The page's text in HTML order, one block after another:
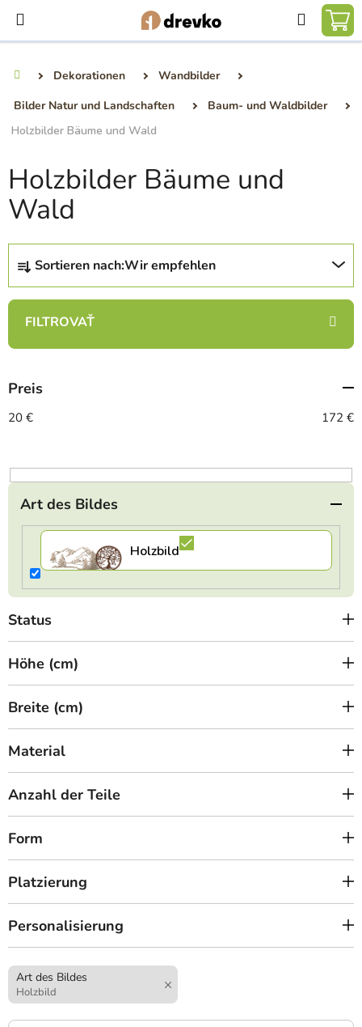
Inhalt
springen
Suchen
Dekorationen
Wandbilder
Bilder Natur und Landschaften
Baum- und Waldbilder
Holzbilder Bäume und Wald
Holzbilder Bäume und
Wald
P
o
u
t
s
o
t
i
g
Sortieren nach:Wir empfehlen
Preis
20 € 172 €
Art des Bildes
Status
Höhe (cm)
Breite (cm)
Material
Anzahl der Teile
Form
Platzierung
Personalisierung
Art des Bildes
Holzbild